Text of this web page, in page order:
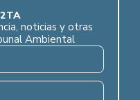
noticias y otras
Ambiental